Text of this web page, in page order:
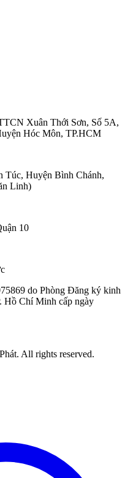
Xuân Thới Sơn, Số 5A,
Hóc Môn, TP.HCM
Túc, Huyện Bình Chánh,
Linh)
10
do Phòng Đăng ký kinh
Hồ Chí Minh cấp ngày
All rights reserved.